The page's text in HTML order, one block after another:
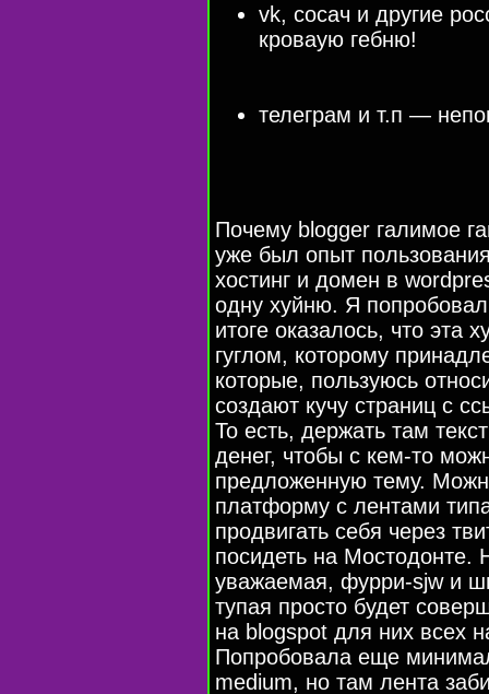
vk, сосач и другие
кроваую гебню!
телеграм и т.п —
Почему blogger галимое
уже был опыт
хостинг и домен в
одну хуйню. Я
итоге оказалось, что эта
гуглом, которому
которые, пользуюсь
создают кучу страниц с
То есть, держать там
денег, чтобы с кем-то
предложенную тему.
платформу с лентами
продвигать себя через
посидеть на Мостодонте.
уважаемая, фурри-sjw и
тупая просто будет
на blogspot для них всех
Попробовала еще
medium, но там лента